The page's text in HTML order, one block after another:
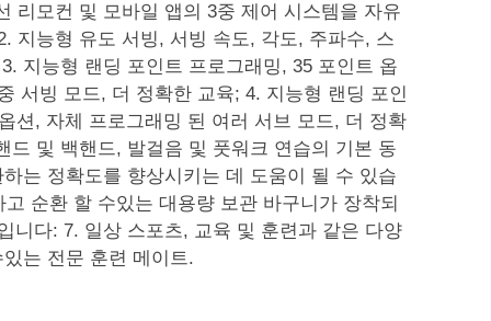
리모컨 및 모바일 앱의 3중 제어 시스템을 자유
지능형 유도 서빙, 서빙 속도, 각도, 주파수, 스
지능형 랜딩 포인트 프로그래밍, 35 포인트 옵
서빙 모드, 더 정확한 교육; 4. 지능형 랜딩 포인
션, 자체 프로그래밍 된 여러 서브 모드, 더 정확
드 및 백핸드, 발걸음 및 풋워크 연습의 기본 동
는 정확도를 향상시키는 데 도움이 될 수 있습
순환 할 수있는 대용량 보관 바구니가 장착되
니다: 7. 일상 스포츠, 교육 및 훈련과 같은 다양
는 전문 훈련 메이트.